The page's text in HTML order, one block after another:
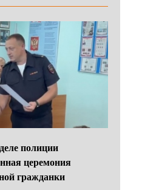
полиции
церемония
гражданки